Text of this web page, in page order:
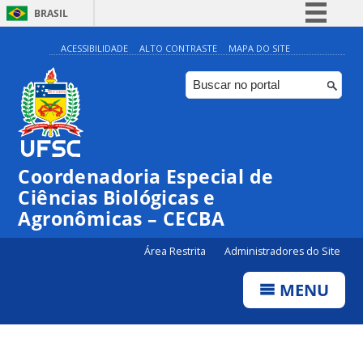
BRASIL
Simplifique!
Comunica BR
Participe
Canais
ACESSIBILIDADE ALTO CONTRASTE MAPA DO SITE
Coordenadoria Especial de
Ciências Biológicas e
Agronômicas – CECBA
Área Restrita Administradores do Site
MENU